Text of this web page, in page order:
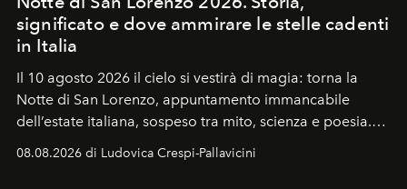
significato e dove ammirare le stelle cadenti
in Italia
Il 10 agosto 2026 il cielo si vestirà di magia: torna la
Notte di San Lorenzo, appuntamento immancabile
dell’estate italiana, sospeso tra mito, scienza e poesia.
celeste per seguire il passaggio delle
08.08.2026 di Ludovica Crespi-Pallavicini